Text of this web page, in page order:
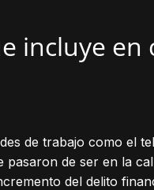
incluye en
de trabajo como el
de ser en la
del delito